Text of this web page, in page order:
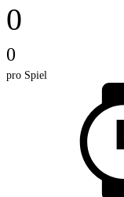
0
0
pro Spiel